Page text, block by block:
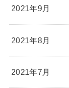
2021年9月
2021年8月
2021年7月